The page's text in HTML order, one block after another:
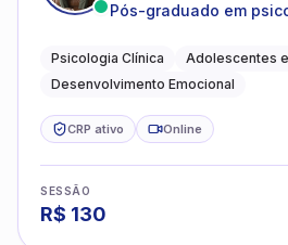
Pós-graduado em
Psicologia Clínica
Adolescentes
Desenvolvimento Emocional
CRP ativo Online
SESSÃO
R$ 130